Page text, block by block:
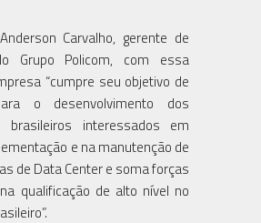
Carvalho, gerente de
Grupo Policom, com essa
“cumpre seu objetivo de
o desenvolvimento dos
brasileiros interessados em
e na manutenção de
de Data Center e soma forças
qualificação de alto nível no